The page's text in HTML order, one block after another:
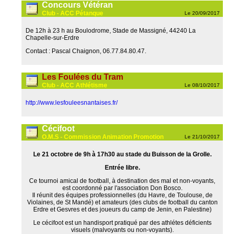
Concours Vétéran
Club - ACC Pétanque Le 20/09/2017
De 12h à 23 h au Boulodrome, Stade de Massigné, 44240 La
Chapelle-sur-Erdre
Contact : Pascal Chaignon, 06.77.84.80.47.
Les Foulées du Tram
Club - ACC Athlétisme Le 08/10/2017
http://www.lesfouleesnantaises.fr/
Cécifoot
O.M.S - Commission Animation Promotion Le 21/10/2017
Le 21 octobre de 9h à 17h30 au stade du Buisson de la Grolle.
Entrée libre.
Ce tournoi amical de football, à destination des mal et non-voyants,
est coordonné par l'association Don Bosco.
Il réunit des équipes professionnelles (du Havre, de Toulouse, de
Violaines, de St Mandé) et amateurs (des clubs de football du canton
Erdre et Gesvres et des joueurs du camp de Jenin, en Palestine)
Le cécifoot est un handisport pratiqué par des athlétes déficients
visuels (malvoyants ou non-voyants).